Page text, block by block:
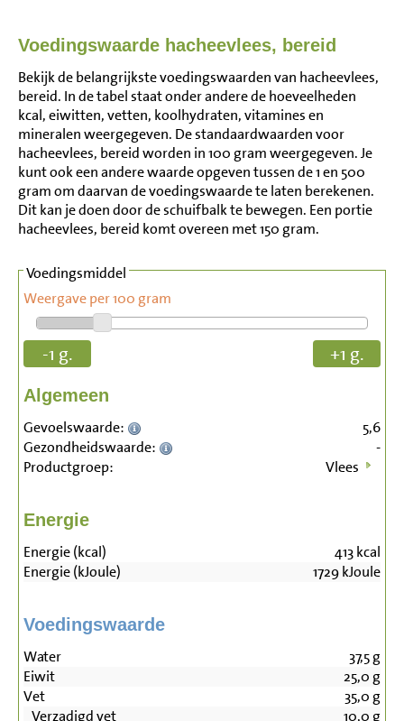
Voedingswaarde hacheevlees, bereid
Bekijk de belangrijkste voedingswaarden van hacheevlees,
bereid. In de tabel staat onder andere de hoeveelheden
kcal, eiwitten, vetten, koolhydraten, vitamines en
mineralen weergegeven. De standaardwaarden voor
hacheevlees, bereid worden in 100 gram weergegeven. Je
kunt ook een andere waarde opgeven tussen de 1 en 500
gram om daarvan de voedingswaarde te laten berekenen.
Dit kan je doen door de schuifbalk te bewegen. Een portie
hacheevlees, bereid komt overeen met 150 gram.
Voedingsmiddel
Weergave per 100 gram
-1 g. +1 g.
Algemeen
Gevoelswaarde:
5,6
Gezondheidswaarde:
-
Productgroep:
Vlees
Energie
Energie (kcal) 413kcal
Energie (kJoule)
1729kJoule
Voedingswaarde
Water 37,5g
Eiwit
25,0 g
Vet
35,0 g
Verzadigd vet
10,0 g